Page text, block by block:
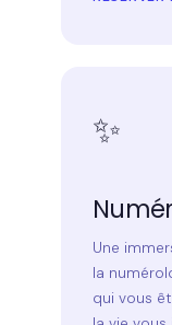
✨
Une
la
qui vous